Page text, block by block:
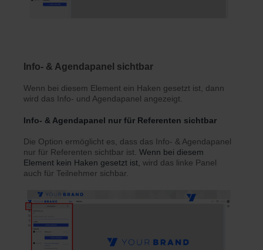
Info- & Agendapanel sichtbar
Wenn bei diesem Element ein Haken gesetzt ist, dann
wird das Info- und Agendapanel angezeigt.
Info- & Agendapanel nur für Referenten sichtbar
Die Option ermöglicht es, dass das Info- & Agendapanel
nur für Referenten sichtbar ist. Wenn bei diesem
Element kein Haken gesetzt ist, wird das linke Panel
auch für Teilnehmer sichbar.